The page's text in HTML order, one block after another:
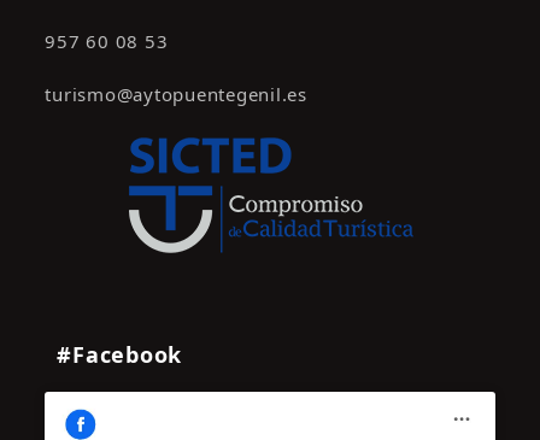
957 60 08 53
turismo@aytopuentegenil.es
#Facebook